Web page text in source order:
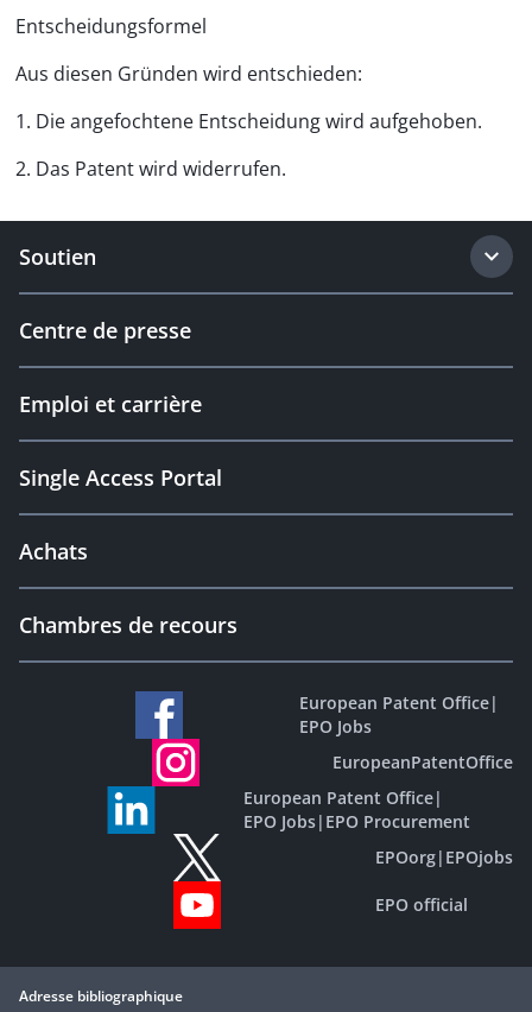
Entscheidungsformel
Aus diesen Gründen wird entschieden:
1. Die angefochtene Entscheidung wird aufgehoben.
2. Das Patent wird widerrufen.
Soutien
Centre de presse
Emploi et carrière
Single Access Portal
Achats
Chambres de recours
European Patent Office|
EPO Jobs
EuropeanPatentOffice
European Patent Office|
EPO Jobs| EPO Procurement
EPOorg| EPOjobs
EPO official
Adresse bibliographique